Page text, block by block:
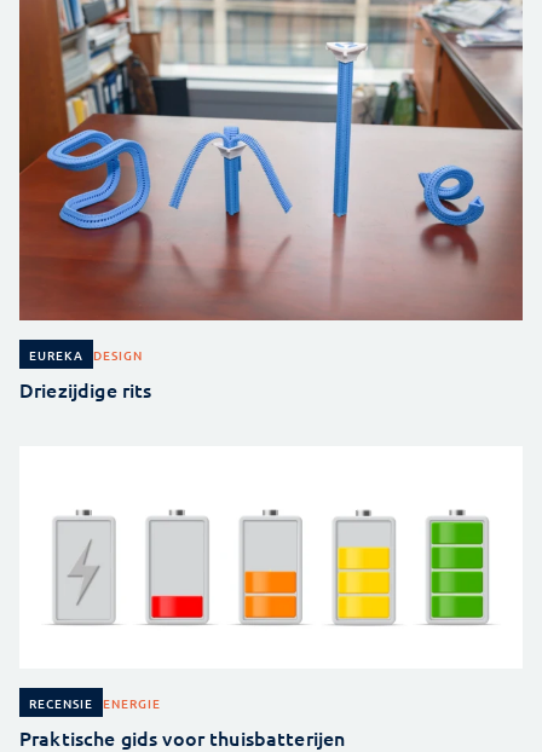
EUREKA DESIGN
Driezijdige rits
RECENSIE ENERGIE
Praktische gids voor thuisbatterijen